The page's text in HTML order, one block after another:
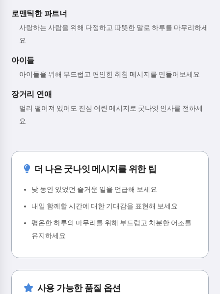
로맨틱한 파트너
사랑하는 사람을 위해 다정하고 따뜻한 말로 하루를 마무리하세
요
아이들
아이들을 위해 부드럽고 편안한 취침 메시지를 만들어보세요
장거리 연애
멀리 떨어져 있어도 진심 어린 메시지로 굿나잇 인사를 전하세
요
더 나은 굿나잇 메시지를 위한 팁
낮 동안 있었던 즐거운 일을 언급해 보세요
내일 함께할 시간에 대한 기대감을 표현해 보세요
평온한 하루의 마무리를 위해 부드럽고 차분한 어조를
유지하세요
사용 가능한 품질 옵션